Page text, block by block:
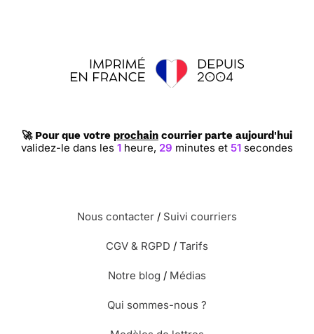
🚀 Pour que votre prochain courrier parte aujourd'hui
validez-le dans les 1 heure, 29 minutes et 51 secondes
Nous contacter / Suivi courriers
CGV & RGPD / Tarifs
Notre blog / Médias
Qui sommes-nous ?